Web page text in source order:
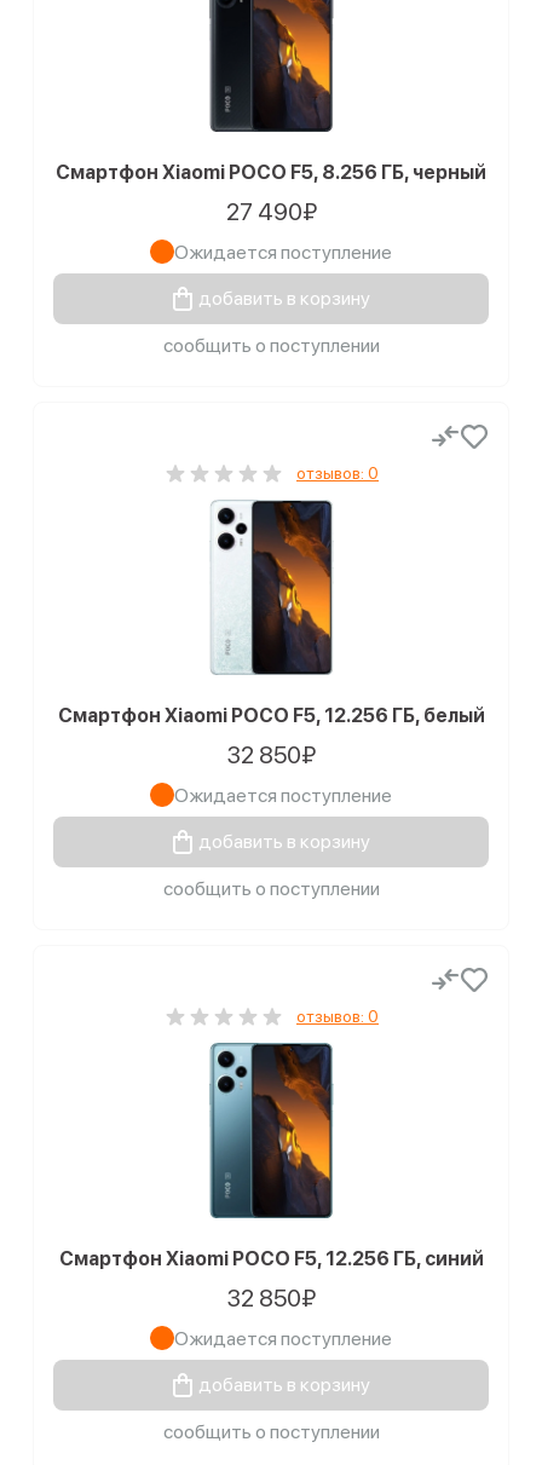
Смартфон Xiaomi POCO F5, 8.256 ГБ, черный
27 490₽
Ожидается поступление
добавить в корзину
сообщить о поступлении
отзывов: 0
Смартфон Xiaomi POCO F5, 12.256 ГБ, белый
32 850₽
Ожидается поступление
добавить в корзину
сообщить о поступлении
отзывов: 0
Смартфон Xiaomi POCO F5, 12.256 ГБ, синий
32 850₽
Ожидается поступление
добавить в корзину
сообщить о поступлении